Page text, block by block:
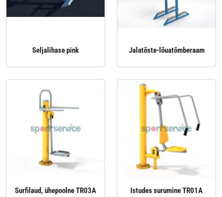
Seljalihase pink Jalatõste-lõuatõmberaam
Surfilaud, ühepoolne TR03A Istudes surumine TR01A